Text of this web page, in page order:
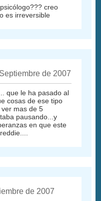
creo
es irreversible
de 2007
que le ha pasado al
cosas de ese tipo
mas de 5
pausando...y
en que este
de 2007